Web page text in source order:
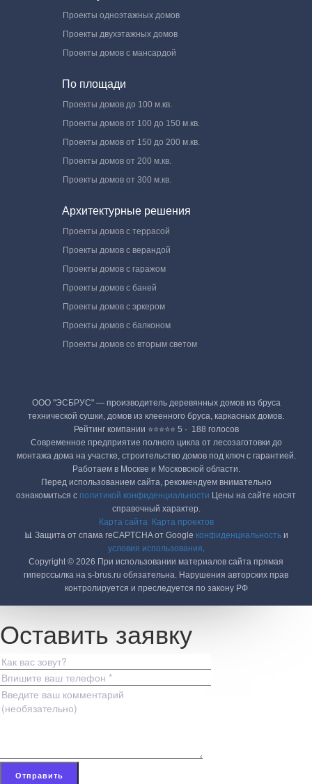
Проекты одноэтажных домов
Проекты двухэтажных домов
Проекты домов с мансардой
По площади
Проекты домов до 100 м.кв.
Проекты домов от 100 до 150 м.кв.
Проекты домов от 150 до 200 м.кв.
Проекты домов от 200 м.кв.
Проекты домов от 300 м.кв.
Архитектурные решения
Проекты домов с террасой
Проекты домов с верандой
Проекты домов с гаражом
Проекты домов с баней
Проекты домов с эркером
Проекты домов с балконом
Проекты домов со вторым светом
ООО "ЭСБРУС" — производитель деревянных домов из бруса
технической сушки, домов из клеенного бруса, каркасных домов.
Рейтинг компании ⭐⭐⭐⭐⭐ 5 · ‎ 188 голосов
Современное предприятие полного цикла от лесозаготовки до
монтажа дома на участке, строительство домов под ключ с гарантией.
Работаем в Москве и Московской области.
Перед использованием сайта, рекомендуем внимательно
ознакомиться с политикой конфиденциальности Цены на сайте носят
справочный характер.
Карта сайта
Карта проектов
📊 Защита от спама reCAPTCHA от Google конфиденциальностьи
условия использования.
Copyright © 2026 При использовании материалов сайта прямая
гиперссылка на s-brus.ru обязательна. Нарушения авторских прав
контролируется и преследуется по закону РФ
Оставить заявку